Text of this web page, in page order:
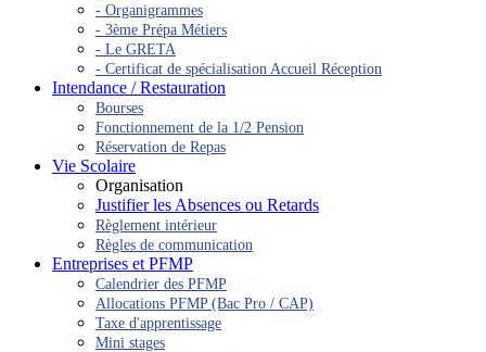
- Organigrammes
- 3ème Prépa Métiers
- Le GRETA
- Certificat de spécialisation Accueil Réception
Intendance / Restauration
Bourses
Fonctionnement de la 1/2 Pension
Réservation de Repas
Vie Scolaire
Organisation
Justifier les Absences ou Retards
Règlement intérieur
Règles de communication
Entreprises et PFMP
Calendrier des PFMP
Allocations PFMP (Bac Pro / CAP)
Taxe d'apprentissage
Mini stages